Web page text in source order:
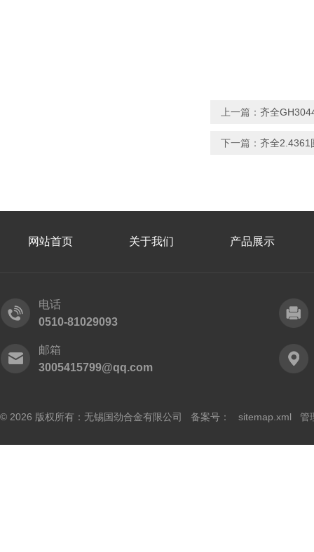
上一篇： 齐全
下一篇： 齐全2.4361
网站首页 关于我们 产品展示
电话
0510-81029093
邮箱
3005415799@qq.com
© 2026 版权所有：无锡国劲合金有限公司 备案号： sitemap.xml 管